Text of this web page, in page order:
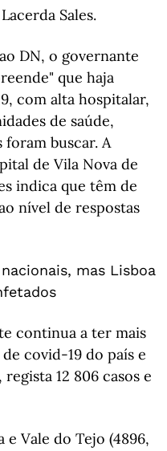
Sales.
DN, o governante
que haja
com alta hospitalar,
de saúde,
buscar. A
de Vila Nova de
indica que têm de
nível de respostas
mas Lisboa
continua a ter mais
covid-19 do país e
12 806 casos e
e Vale do Tejo (4896,